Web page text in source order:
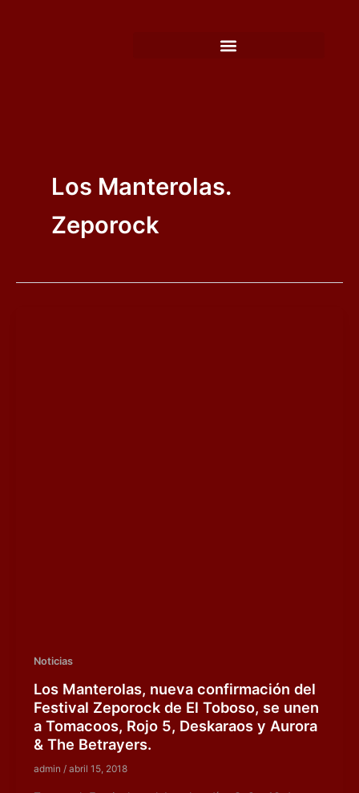
Los Manterolas.
Zeporock
Noticias
Los Manterolas, nueva confirmación del
Festival Zeporock de El Toboso, se unen
a Tomacoos, Rojo 5, Deskaraos y Aurora
& The Betrayers.
admin / abril 15, 2018